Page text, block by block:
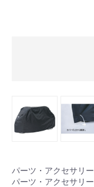
パーツ・アクセサリー
パーツ・アクセサリー